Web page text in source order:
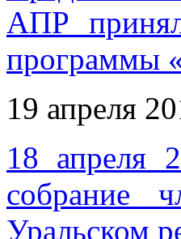
АПР
программы
19 апреля
18 апреля
собрание
Уральском